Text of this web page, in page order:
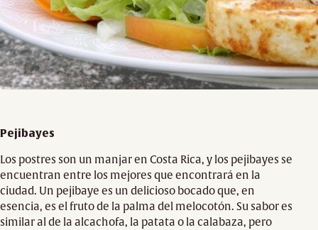
Pejibayes
Los postres son un manjar en Costa Rica, y los pejibayes se
encuentran entre los mejores que encontrará en la
ciudad. Un pejibaye es un delicioso bocado que, en
esencia, es el fruto de la palma del melocotón. Su sabor es
similar al de la alcachofa, la patata o la calabaza, pero